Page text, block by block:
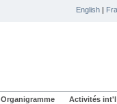
English |
Organigramme Activités int'l